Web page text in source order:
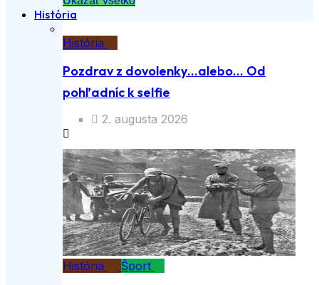
História
História
Pozdrav z dovolenky…alebo… Od
pohľadníc k selfie
2. augusta 2026
História Šport